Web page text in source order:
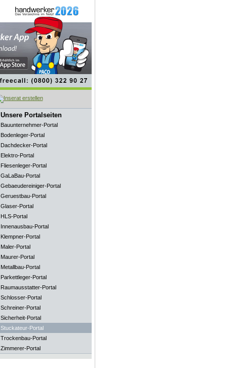
Unsere Portalseiten
Bauunternehmer-Portal
Bodenleger-Portal
Dachdecker-Portal
Elektro-Portal
Fliesenleger-Portal
GaLaBau-Portal
Gebaeudereiniger-Portal
Geruestbau-Portal
Glaser-Portal
HLS-Portal
Innenausbau-Portal
Klempner-Portal
Maler-Portal
Maurer-Portal
Metallbau-Portal
Parkettleger-Portal
Raumausstatter-Portal
Schlosser-Portal
Schreiner-Portal
Sicherheit-Portal
Stuckateur-Portal
Trockenbau-Portal
Zimmerer-Portal